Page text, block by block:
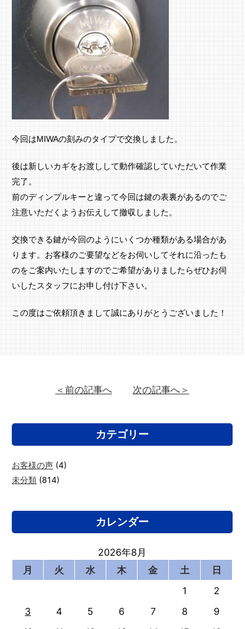
今回はMIWAの刻みのタイプで交換しました。
後は新しいカギをお渡しして動作確認していただいて作業
完了。
前のディンプルキーと違って今回は鍵の表裏があるのでご
注意いただくようお伝えして撤収しました。
交換できる鍵が今回のようにいくつか種類がある場合があ
ります。お客様のご要望などをお伺いしてそれに沿ったも
のをご案内いたしますのでご希望がありましたらぜひお伺
いしたスタッフにお申し付け下さい。
この度はご依頼頂きまして誠にありがとうございました！
＜前の記事へ 次の記事へ＞
カテゴリー
お客様の声 (4)
未分類 (814)
カレンダー
2026年8月
月
火 水 木 金 土
日
1
2
3
4 5 6 7 8
9